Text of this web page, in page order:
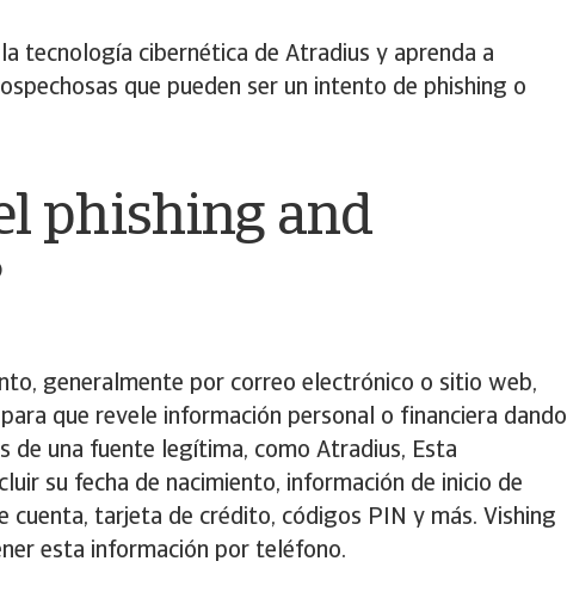
tecnología cibernética de Atradius y aprenda a
que pueden ser un intento de phishing o
phishing and
generalmente por correo electrónico o sitio web,
que revele información personal o financiera dando
de una fuente legítima, como Atradius, Esta
su fecha de nacimiento, información de inicio de
cuenta, tarjeta de crédito, códigos PIN y más. Vishing
esta información por teléfono.